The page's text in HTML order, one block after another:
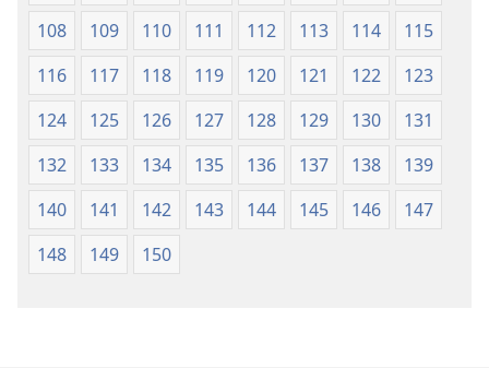
108
109 110 111 112 113 114
115
116
117 118 119 120 121 122
123
124
125 126 127 128 129 130
131
132
133 134 135 136 137 138
139
140
141 142 143 144 145 146
147
148
149 150